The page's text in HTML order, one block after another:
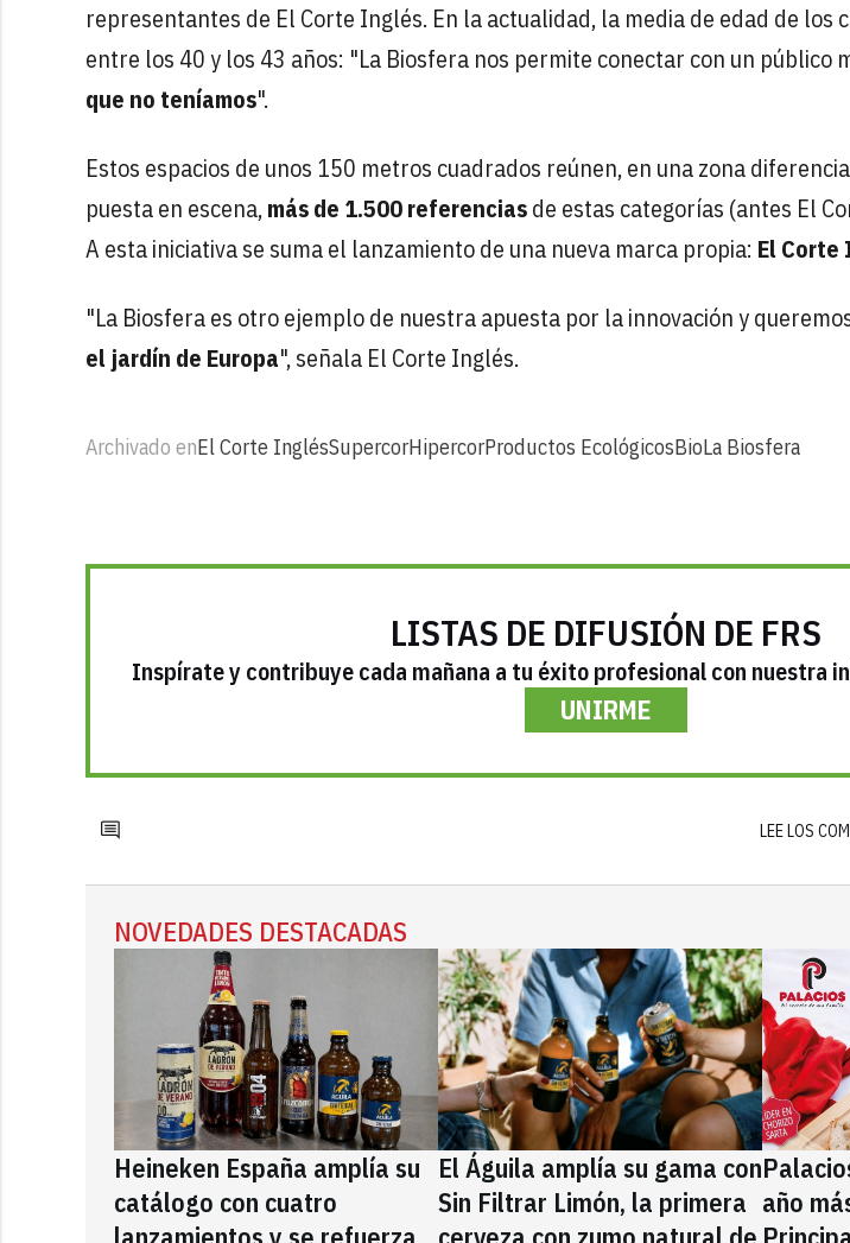
representantes de El Corte Inglés. En la actualidad, la media de edad de los
entre los 40 y los 43 años: "La Biosfera nos permite conectar con un público
que no teníamos".
Estos espacios de unos 150 metros cuadrados reúnen, en una zona
puesta en escena,más de 1.500 referenciasde estas categorías (antes El
A esta iniciativa se suma el lanzamiento de una nueva marca propia: El Corte
"La Biosfera es otro ejemplo de nuestra apuesta por la innovación y
el jardín de Europa", señala El Corte Inglés.
Archivado enEl Corte InglésSupercorHipercorProductos EcológicosBioLa Biosfera
LISTAS DE DIFUSIÓN DE FRS
Inspírate y contribuye cada mañana a tu éxito profesional con nuestra
UNIRME
LEE LOS
NOVEDADES DESTACADAS
Heineken España amplía su
catálogo con cuatro
El Águila amplía su gama con
Sin Filtrar Limón, la primera año